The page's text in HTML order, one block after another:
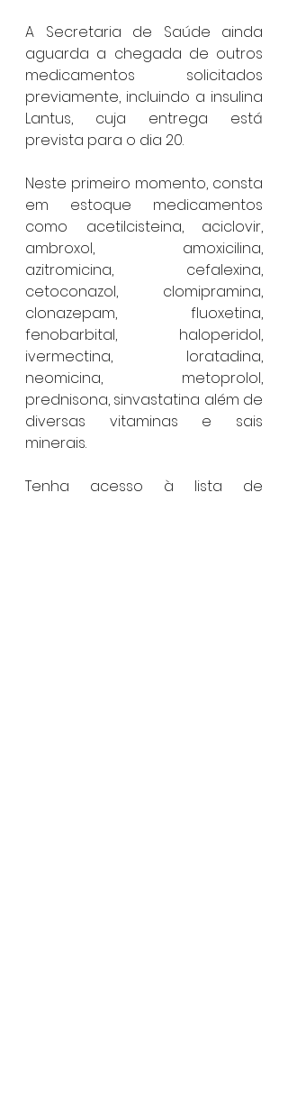
A Secretaria de Saúde ainda
aguarda a chegada de outros
medicamentos solicitados
previamente, incluindo a insulina
Lantus, cuja entrega está
prevista para o dia 20.
Neste primeiro momento, consta
em estoque medicamentos
como acetilcisteina, aciclovir,
ambroxol, amoxicilina,
azitromicina, cefalexina,
cetoconazol, clomipramina,
clonazepam, fluoxetina,
fenobarbital, haloperidol,
ivermectina, loratadina,
neomicina, metoprolol,
prednisona, sinvastatina além de
diversas vitaminas e sais
minerais.
Tenha acesso à lista de